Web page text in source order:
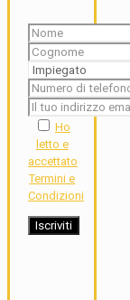
Ho
letto e
accettato
Termini e
Condizioni